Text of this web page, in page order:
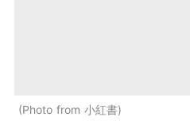
Photo from 小紅書